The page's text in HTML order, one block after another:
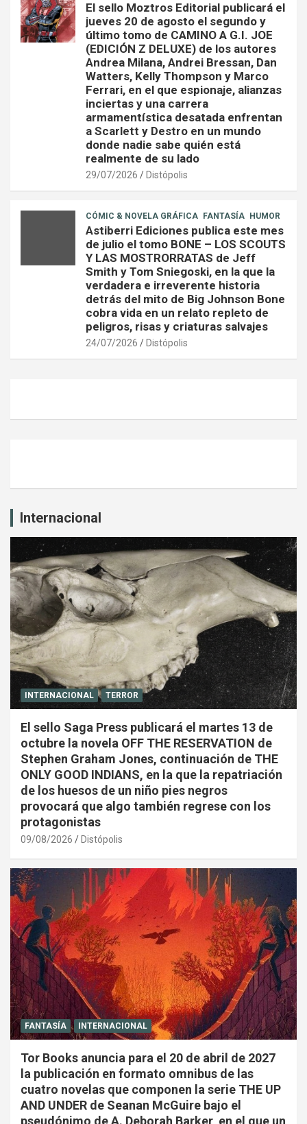
El sello Moztros Editorial publicará el
jueves 20 de agosto el segundo y
último tomo de CAMINO A G.I. JOE
(EDICIÓN Z DELUXE) de los autores
Andrea Milana, Andrei Bressan, Dan
Watters, Kelly Thompson y Marco
Ferrari, en el que espionaje, alianzas
inciertas y una carrera
armamentística desatada enfrentan
a Scarlett y Destro en un mundo
donde nadie sabe quién está
realmente de su lado
29/07/2026 Distópolis
CÓMIC & NOVELA GRÁFICA FANTASÍA HUMOR
Astiberri Ediciones publica este mes
de julio el tomo BONE – LOS SCOUTS
Y LAS MOSTRORRATAS de Jeff
Smith y Tom Sniegoski, en la que la
verdadera e irreverente historia
detrás del mito de Big Johnson Bone
cobra vida en un relato repleto de
peligros, risas y criaturas salvajes
24/07/2026 Distópolis
Internacional
INTERNACIONAL TERROR
El sello Saga Press publicará el martes 13 de
octubre la novela OFF THE RESERVATION de
Stephen Graham Jones, continuación de THE
ONLY GOOD INDIANS, en la que la repatriación
de los huesos de un niño pies negros
provocará que algo también regrese con los
protagonistas
09/08/2026 Distópolis
FANTASÍA INTERNACIONAL
Tor Books anuncia para el 20 de abril de 2027
la publicación en formato omnibus de las
cuatro novelas que componen la serie THE UP
AND UNDER de Seanan McGuire bajo el